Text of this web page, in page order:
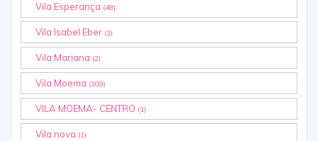
Vila Esperança (48)
Vila Isabel Eber (1)
Vila Mariana (2)
Vila Moema (308)
VILA MOEMA- CENTRO (1)
Vila nova (1)